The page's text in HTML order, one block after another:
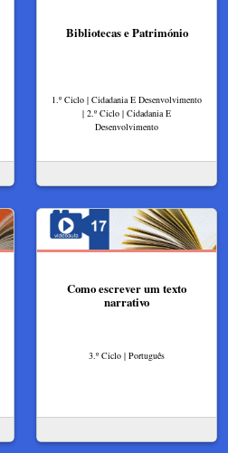
Bibliotecas e Património
1.º Ciclo | Cidadania E Desenvolvimento
| 2.º Ciclo | Cidadania E
Desenvolvimento
Como escrever um texto
narrativo
3.º Ciclo | Português